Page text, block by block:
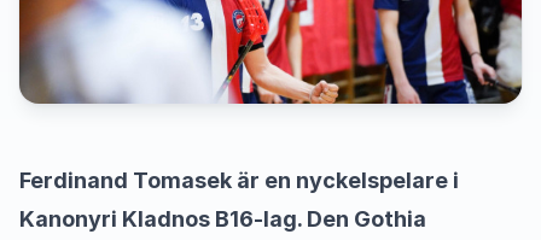
Ferdinand Tomasek är en nyckelspelare i
Kanonyri Kladnos B16-lag. Den Gothia